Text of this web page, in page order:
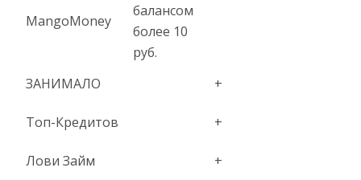
MangoMoney
балансом
более 10
руб.
ЗАНИМАЛО
+
Топ-Кредитов +
Лови Займ +